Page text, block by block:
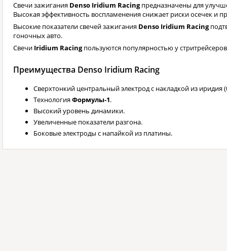
Свечи зажигания Denso Iridium Racingпредназначены для
Высокая эффективность воспламенения снижает риски осечек и
Высокие показатели свечей зажигания Denso Iridium Racing
гоночных авто.
Свечи Iridium Racingпользуются популярностью у
Преимущества Denso Iridium Racing
Сверхтонкий центральный электрод с накладкой из иридия
ТехнологияФормулы-1.
Высокий уровень динамики.
Увеличенные показатели разгона.
Боковые электроды с напайкой из платины.